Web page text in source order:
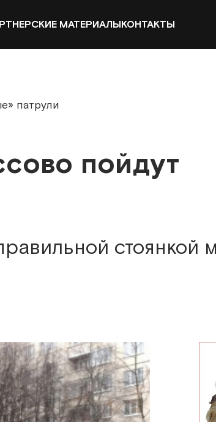
МАТЕРИАЛЫКОНТАКТЫ
патрули
пойдут
стоянкой